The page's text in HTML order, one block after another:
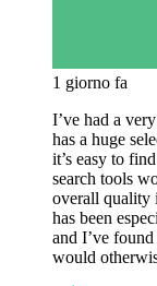
1 giorno fa
I’ve had a
has a huge
it’s easy to
search tools
overall quality
has been
and I’ve
would